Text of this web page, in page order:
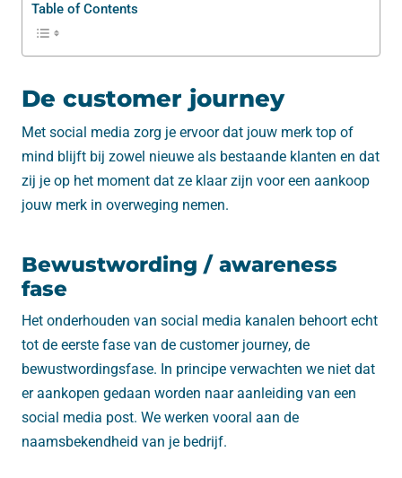
Table of Contents
De customer journey
Met social media zorg je ervoor dat jouw merk top of
mind blijft bij zowel nieuwe als bestaande klanten en dat
zij je op het moment dat ze klaar zijn voor een aankoop
jouw merk in overweging nemen.
Bewustwording / awareness
fase
Het onderhouden van social media kanalen behoort echt
tot de eerste fase van de customer journey, de
bewustwordingsfase. In principe verwachten we niet dat
er aankopen gedaan worden naar aanleiding van een
social media post. We werken vooral aan de
naamsbekendheid van je bedrijf.